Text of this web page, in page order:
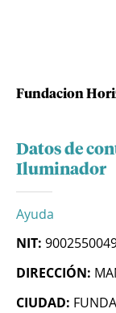
Fundacion
Datos de
Iluminador
Ayuda
NIT:
DIRECCIÓN:
CIUDAD: